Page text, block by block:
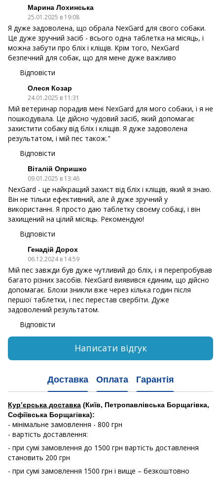
Марина Лохинська
25.01.2025 в 19:08
Я дуже задоволена, що обрала NexGard для свого собаки.
Це дуже зручний засіб - всього одна таблетка на місяць, і
можна забути про бліх і кліщів. Крім того, NexGard
безпечний для собак, що для мене дуже важливо
Відповісти
Олеся Козар
24.01.2025 в 11:31
Мій ветеринар порадив мені NexGard для мого собаки, і я не
пошкодувала. Це дійсно чудовий засіб, який допомагає
захистити собаку від бліх і кліщів. Я дуже задоволена
результатом, і мій пес також."
Відповісти
Віталій Опришко
09.01.2025 в 13:46
NexGard - це найкращий захист від бліх і кліщів, який я знаю.
Він не тільки ефективний, але й дуже зручний у
використанні. Я просто даю таблетку своєму собаці, і він
захищений на цілий місяць. Рекомендую!
Відповісти
Генадій Дорох
06.12.2024 в 14:59
Мій пес завжди був дуже чутливий до бліх, і я перепробував
багато різних засобів. NexGard виявився єдиним, що дійсно
допомагає. Блохи зникли вже через кілька годин після
першої таблетки, і пес перестав свербіти. Дуже
задоволений результатом.
Відповісти
Написати відгук
Доставка Оплата Гарантія
Кур’єрська доставка (Київ, Петропавлівська Борщагівка,
Софіївська Борщагівка):
- мінімальне замовлення - 800 грн
- вартість доставлення:
- при сумі замовлення до 1500 грн вартість доставлення
становить 200 грн
- при сумі замовлення 1500 грн і вище – безкоштовно